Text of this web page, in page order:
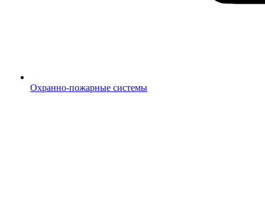
Охранно-пожарные системы